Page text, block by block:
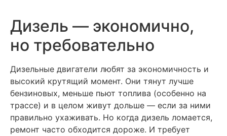
Дизель — экономично,
но требовательно
Дизельные двигатели любят за экономичность и
высокий крутящий момент. Они тянут лучше
бензиновых, меньше пьют топлива (особенно на
трассе) и в целом живут дольше — если за ними
правильно ухаживать. Но когда дизель ломается,
ремонт часто обходится дороже. И требует